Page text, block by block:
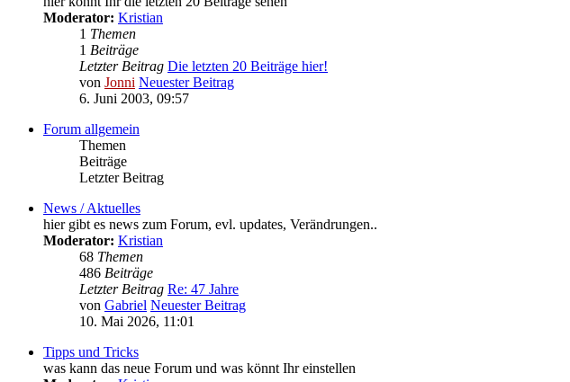
Moderator: Kristian
1 Themen
1 Beiträge
Letzter Beitrag Die letzten 20 Beiträge hier!
von Jonni Neuester Beitrag
6. Juni 2003, 09:57
Forum allgemein
Themen
Beiträge
Letzter Beitrag
News / Aktuelles
hier gibt es news zum Forum, evl. updates, Verändrungen..
Moderator: Kristian
68 Themen
486 Beiträge
Letzter Beitrag Re: 47 Jahre
von Gabriel Neuester Beitrag
10. Mai 2026, 11:01
Tipps und Tricks
was kann das neue Forum und was könnt Ihr einstellen